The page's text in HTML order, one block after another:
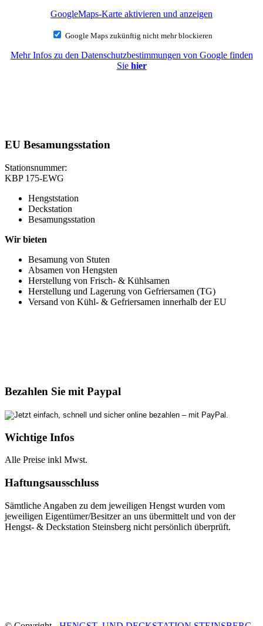
GoogleMaps-Karte aktivieren und anzeigen
Google Maps zukünftig nicht mehr blockieren
Mehr Infos zu den Datenschutzbestimmungen von Google finden
Sie hier
EU Besamungsstation
Stationsnummer:
KBP 175-EWG
Hengststation
Deckstation
Besamungsstation
Wir bieten
Besamung von Stuten
Absamen von Hengsten
Herstellung von Frisch- & Kühlsamen
Herstellung und Lagerung von Gefriersamen (TG)
Versand von Kühl- & Gefriersamen innerhalb der EU
Bezahlen Sie mit Paypal
Wichtige Infos
Alle Preise inkl Mwst.
Haftungsausschluss
Sämtliche Angaben zu dem jeweiligen Hengst wurden vom
jeweiligen Eigentümer/Besitzer an uns übermittelt und von der
Hengst- & Deckstation Steinsberg nicht persönlich überprüft.